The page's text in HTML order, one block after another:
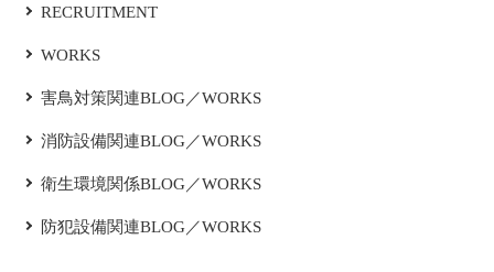
RECRUITMENT
WORKS
害鳥対策関連BLOG／WORKS
消防設備関連BLOG／WORKS
衛生環境関係BLOG／WORKS
防犯設備関連BLOG／WORKS